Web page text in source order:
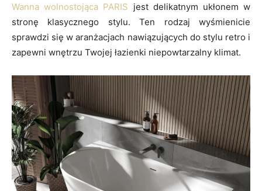
Wanna wolnostojąca PARIS jest delikatnym ukłonem w
stronę klasycznego stylu. Ten rodzaj wyśmienicie
sprawdzi się w aranżacjach nawiązujących do stylu retro i
zapewni wnętrzu Twojej łazienki niepowtarzalny klimat.